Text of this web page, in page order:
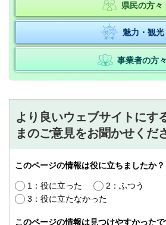
県民の方々
魅力・観光
事業者の方々
より良いウェブサイトにす
まのご意見をお聞かせくだ
このページの情報は役に立ちましたか？
1：役に立った
2：ふつう
3：役に立たなかった
このページの情報は見つけやすかったで